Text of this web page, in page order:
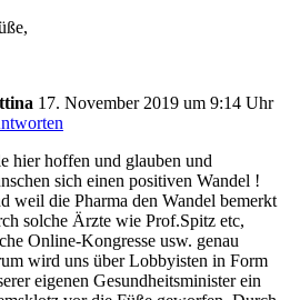
17. November 2019 um 9:14 Uhr
hier hoffen und glauben und
sich einen positiven Wandel !
weil die Pharma den Wandel bemerkt
solche Ärzte wie Prof.Spitz etc,
Online-Kongresse usw. genau
wird uns über Lobbyisten in Form
eigenen Gesundheitsminister ein